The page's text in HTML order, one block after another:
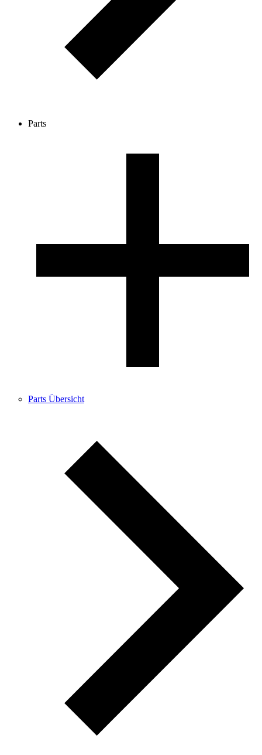
Parts
Parts Übersicht